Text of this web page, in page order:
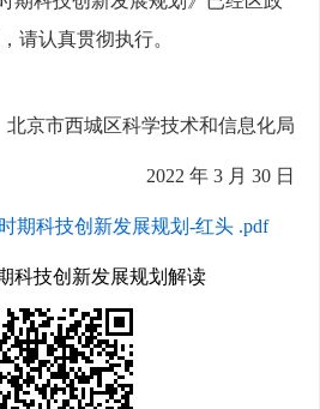
请认真贯彻执行。
北京市西城区科学技术和信息化局
2022 年 3 月 30 日
期科技创新发展规划-红头 .pdf
科技创新发展规划解读